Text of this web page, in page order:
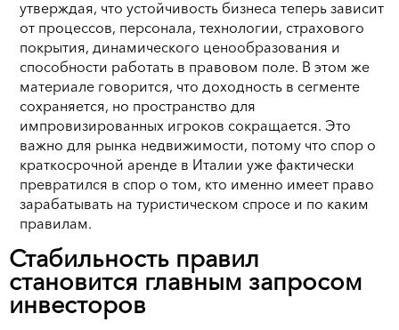
утверждая, что устойчивость бизнеса теперь зависит
от процессов, персонала, технологии, страхового
покрытия, динамического ценообразования и
способности работать в правовом поле. В этом же
материале говорится, что доходность в сегменте
сохраняется, но пространство для
импровизированных игроков сокращается. Это
важно для рынка недвижимости, потому что спор о
краткосрочной аренде в Италии уже фактически
превратился в спор о том, кто именно имеет право
зарабатывать на туристическом спросе и по каким
правилам.
Стабильность правил
становится главным запросом
инвесторов